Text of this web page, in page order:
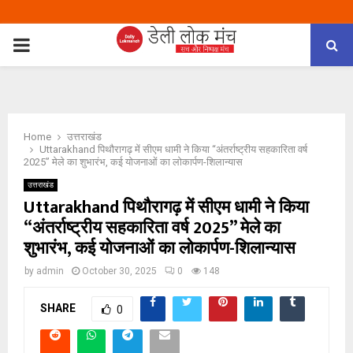
PRIMARY
Home
उत्तराखंड
Uttarakhand पिथौरागढ़ में सीएम धामी ने किया “अंतर्राष्ट्रीय सहकारिता वर्ष
2025” मेले का शुभारंभ, कई योजनाओं का लोकार्पण-शिलान्यास
उत्तराखंड
Uttarakhand पिथौरागढ़ में सीएम धामी ने किया
“अंतर्राष्ट्रीय सहकारिता वर्ष 2025” मेले का
शुभारंभ, कई योजनाओं का लोकार्पण-शिलान्यास
by admin October 30, 2025 0 148
SHARE 0